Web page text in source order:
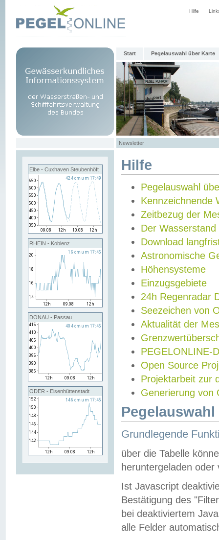
Hilfe
Start Pegelauswahl über Karte
Newsletter
Elbe - Cuxhaven Steubenhöft
RHEIN - Koblenz
DONAU - Passau
ODER - Eisenhüttenstadt
Hilfe
Pegelauswahl
Kennzeichnende
Zeitbezug der
Der Wasserstand
Download
Astronomische
Höhensysteme
Einzugsgebiete
24h Regenradar
Seezeichen von
Aktualität der
PEGELONLINE-
Open Source
Projektarbeit zur
Generierung von
Grundlegende
über die Tabelle
heruntergeladen oder
Ist Javascript
Bestätigung des
bei deaktiviertem
alle Felder